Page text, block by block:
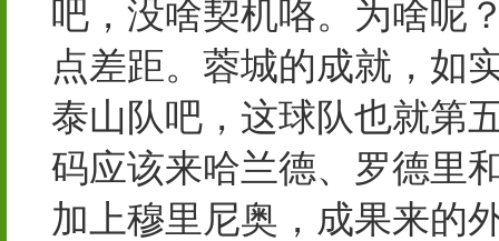
吧，没啥契机咯。为啥呢
点差距。蓉城的成就，如
泰山队吧，这球队也就第
码应该来哈兰德、罗德里
加上穆里尼奥，成果来的